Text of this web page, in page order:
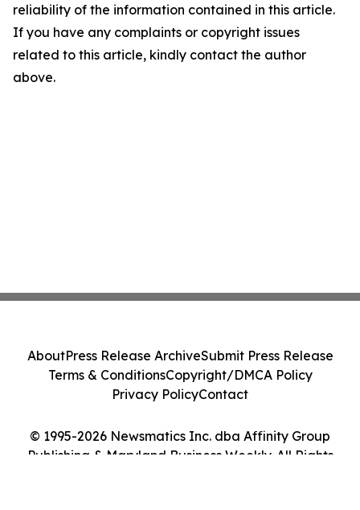
reliability of the information contained in this article.
If you have any complaints or copyright issues
related to this article, kindly contact the author
above.
© 1995-2026 Newsmatics Inc. dba Affinity Group
Publishing & Maryland Business Weekly. All Rights
AboutPress Release ArchiveSubmit Press Release
Terms & ConditionsCopyright/DMCA Policy
Privacy PolicyContact